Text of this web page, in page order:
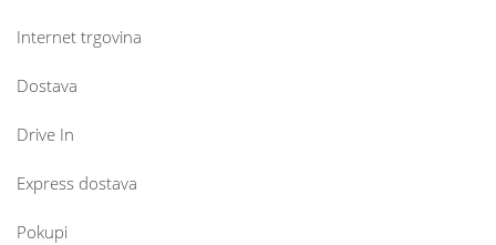
Internet trgovina
Dostava
Drive In
Express dostava
Pokupi